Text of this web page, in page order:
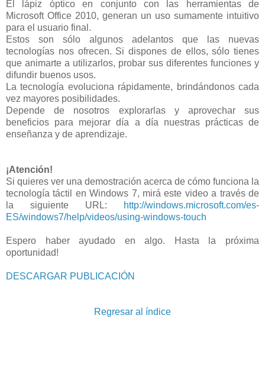
El lápiz óptico en conjunto con las herramientas de
Microsoft Office 2010, generan un uso sumamente intuitivo
para el usuario final.
Estos son sólo algunos adelantos que las nuevas
tecnologías nos ofrecen. Si dispones de ellos, sólo tienes
que animarte a utilizarlos, probar sus diferentes funciones y
difundir buenos usos.
La tecnología evoluciona rápidamente, brindándonos cada
vez mayores posibilidades.
Depende de nosotros explorarlas y aprovechar sus
beneficios para mejorar día a día nuestras prácticas de
enseñanza y de aprendizaje.
¡Atención!
Si quieres ver una demostración acerca de cómo funciona la
tecnología táctil en Windows 7, mirá este video a través de
la siguiente URL:
http://windows.microsoft.com/es-
ES/windows7/help/videos/using-windows-touch
Espero haber ayudado en algo. Hasta la próxima
oportunidad!
DESCARGAR PUBLICACIÓN
Regresar al índice